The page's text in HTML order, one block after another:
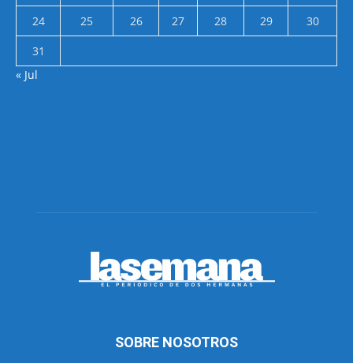
24
25 26 27 28 29
30
31
« Jul
SOBRE NOSOTROS